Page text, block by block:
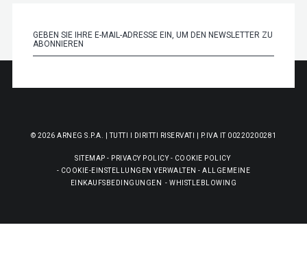
© 2026 ARNEG S.P.A. | TUTTI I DIRITTI RISERVATI | P.IVA IT 00220200281
SITEMAP - PRIVACY POLICY - COOKIE POLICY
- COOKIE-EINSTELLUNGEN VERWALTEN -ALLGEMEINE
EINKAUFSBEDINGUNGEN
-WHISTLEBLOWING